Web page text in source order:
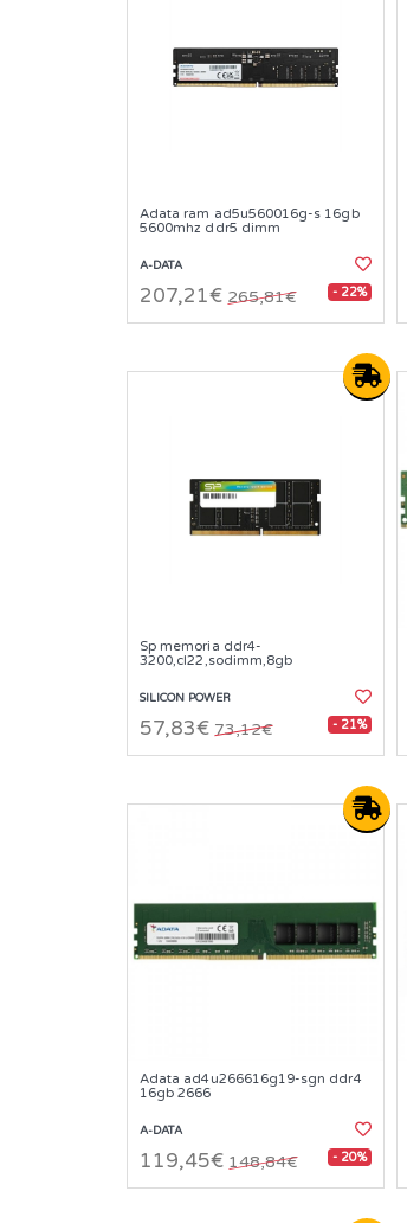
Adata ram ad5u560016g-s 16gb
5600mhz ddr5 dimm
A-DATA
207,21€ 265,81€ - 22%
Sp memoria ddr4-
3200,cl22,sodimm,8gb
SILICON POWER
57,83€ 73,12€ - 21%
Adata ad4u266616g19-sgn ddr4
16gb 2666
A-DATA
119,45€ 148,84€ - 20%